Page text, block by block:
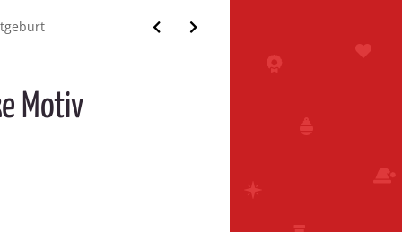
Motiv